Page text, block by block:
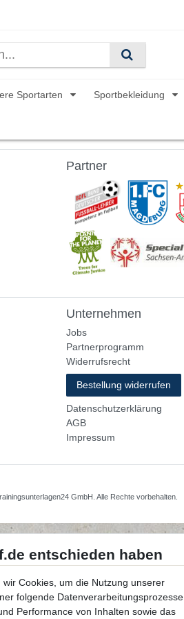
Sportarten Sportbekleidung
Partner
Unternehmen
Jobs
Partnerprogramm
Widerrufsrecht
Bestellung widerrufen
Datenschutzerklärung
AGB
Impressum
GmbH. Alle Rechte vorbehalten.
Cookies, um die Nutzung unserer
folgende Datenverarbeitungsprozesse
Performance von Inhalten sowie das